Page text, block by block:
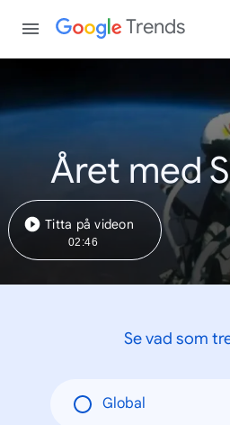
Trends
Året med
Titta på videon
02:46
Se vad som
Global